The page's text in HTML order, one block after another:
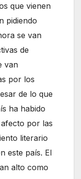
que vienen
pidiendo
se van
de
van
por los
de lo que
ha habido
por las
literario
este país. El
alto como